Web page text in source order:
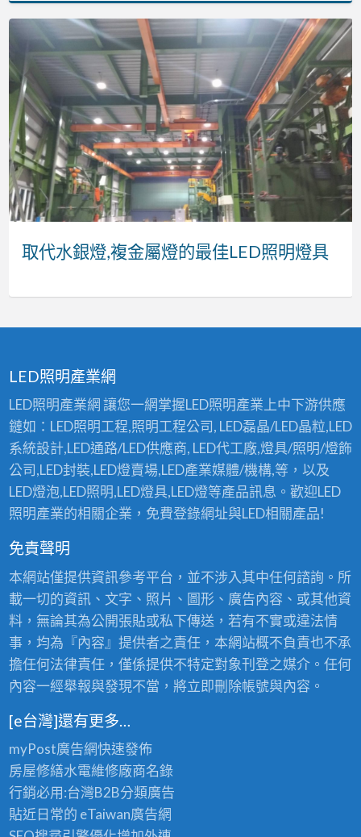
LED
燈
具
批
發
售LED燈具批發零售
取
代
水
銀
燈,
金
的
佳
照
明
燈
具
取代水銀燈,複金屬燈的最佳LED照明燈具
LED
天
井
燈,LED
廠
燈,LED
燈
造
商
LED 天井燈,LED廠房燈,LED工礦燈製造廠商
SMT
表
面
黏
著
加
工
業
商
SMT表面黏著 – 加工、代工專業廠商
LED
照
明
工
程
商LED照明工程廠商
DIP
插
件
代
工
DIP插件代工廠
LED照明產業網
LED照明產業網 讓您一網掌握LED照明產業上中下游供應
鏈如：LED照明工程,照明工程公司, LED磊晶/LED晶粒,LED
系統設計,LED通路/LED供應商, LED代工廠,燈具/照明/燈飾
公司,LED封裝,LED燈賣場,LED產業媒體/機構,等，以及
LED燈泡,LED照明,LED燈具,LED燈等產品訊息。歡迎LED
照明產業的相關企業，免費登錄網址與LED相關產品!
免責聲明
本網站僅提供資訊參考平台，並不涉入其中任何諮詢。所
載一切的資訊、文字、照片、圖形、廣告內容、或其他資
料，無論其為公開張貼或私下傳送，若有不實或違法情
事，均為『內容』提供者之責任，本網站概不負責也不承
擔任何法律責任，僅係提供不特定對象刊登之媒介。任何
內容一經舉報與發現不當，將立即刪除帳號與內容。
[e台灣]還有更多…
myPost廣告網快速發佈
房屋修繕水電維修廠商名錄
行銷必用:台灣B2B分類廣告
貼近日常的 eTaiwan廣告網